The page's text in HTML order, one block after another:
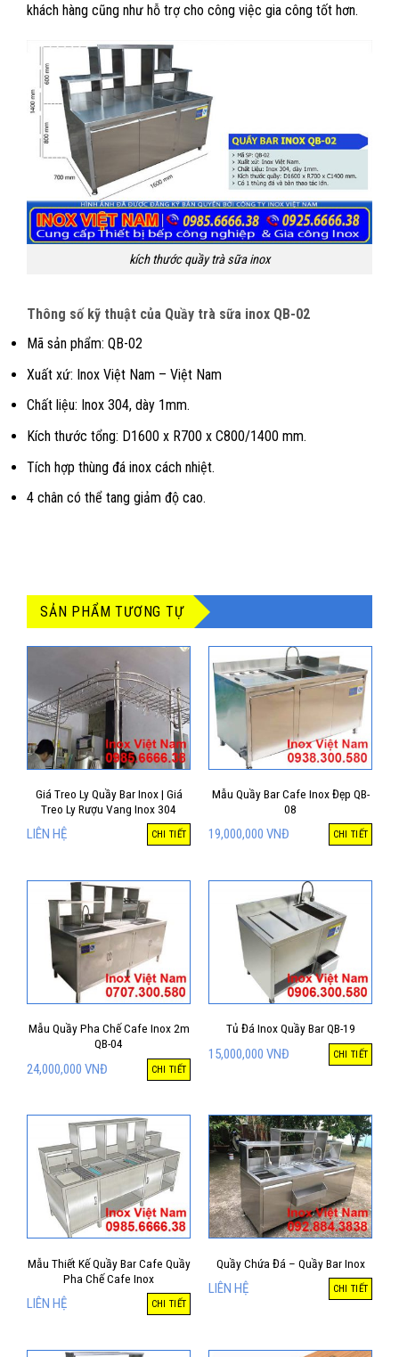
khách hàng cũng như hỗ trợ cho công việc gia công tốt hơn.
kích thước quầy trà sữa inox
Thông số kỹ thuật của Quầy trà sữa inox QB-02
Mã sản phẩm: QB-02
Xuất xứ: Inox Việt Nam – Việt Nam
Chất liệu: Inox 304, dày 1mm.
Kích thước tổng: D1600 x R700 x C800/1400 mm.
Tích hợp thùng đá inox cách nhiệt.
4 chân có thể tang giảm độ cao.
SẢN PHẨM TƯƠNG TỰ
Giá Treo Ly Quầy Bar Inox | Giá
Treo Ly Rượu Vang Inox 304
LIÊN HỆ CHI TIẾT
Mẫu Quầy Bar Cafe Inox Đẹp QB-
08
19,000,000 VNĐ CHI TIẾT
Mẫu Quầy Pha Chế Cafe Inox 2m
QB-04
24,000,000 VNĐ CHI TIẾT
Tủ Đá Inox Quầy Bar QB-19
15,000,000 VNĐ CHI TIẾT
Mẫu Thiết Kế Quầy Bar Cafe Quầy
Pha Chế Cafe Inox
LIÊN HỆ CHI TIẾT
Quầy Chứa Đá – Quầy Bar Inox
LIÊN HỆ CHI TIẾT